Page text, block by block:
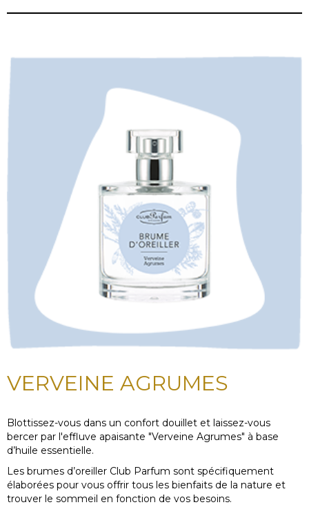
VERVEINE AGRUMES
Blottissez-vous dans un confort douillet et laissez-vous
bercer par l'effluve apaisante "Verveine Agrumes" à base
d’huile essentielle.
Les brumes d’oreiller Club Parfum sont spécifiquement
élaborées pour vous offrir tous les bienfaits de la nature et
trouver le sommeil en fonction de vos besoins.